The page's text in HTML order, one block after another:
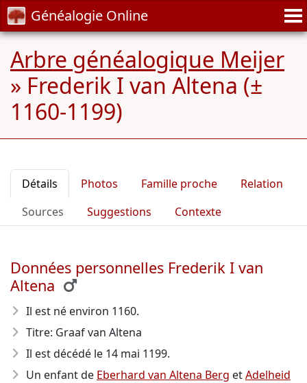
Généalogie Online
Arbre généalogique Meijer
» Frederik I van Altena (±
1160-1199)
Détails Photos Famille proche
Relation
Sources
Suggestions Contexte
Données personnelles Frederik I van
Altena
Il est né environ 1160.
Titre: Graaf van Altena
Il est décédé le 14 mai 1199.
Un enfant de Eberhard van Altena Berg etAdelheid